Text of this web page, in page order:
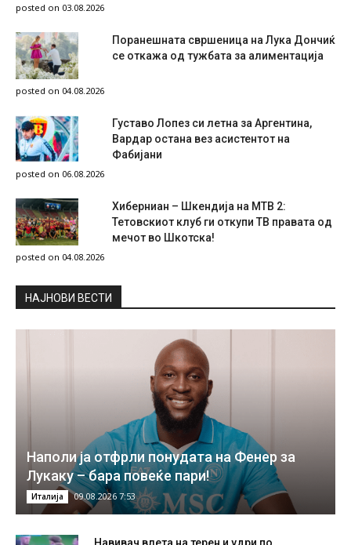
posted on 03.08.2026
Поранешната свршеница на Лука Дончиќ
се откажа од тужбата за алиментација
posted on 04.08.2026
Густаво Лопез си летна за Аргентина,
Вардар остана вез асистентот на
Фабијани
posted on 06.08.2026
Хиберниан – Шкендија на МТВ 2:
Тетовскиот клуб ги откупи ТВ правата од
мечот во Шкотска!
posted on 04.08.2026
НAЈНОВИ ВЕСТИ
Наполи ја отфрли понудата на Фенер за
Лукаку – бара повеќе пари!
Италија 09.08.2026 7:53